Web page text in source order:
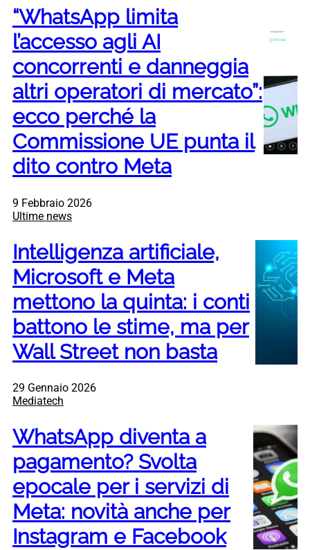
“WhatsApp limita
l’accesso agli AI
concorrenti e danneggia
altri operatori di mercato”:
ecco perché la
Commissione UE punta il
dito contro Meta
9 Febbraio 2026
Ultime news
Intelligenza artificiale,
Microsoft e Meta
mettono la quinta: i conti
battono le stime, ma per
Wall Street non basta
29 Gennaio 2026
Mediatech
WhatsApp diventa a
pagamento? Svolta
epocale per i servizi di
Meta: novità anche per
Instagram e Facebook